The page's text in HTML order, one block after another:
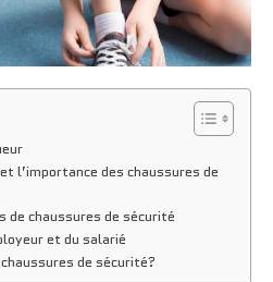
l’importance des chaussures de
chaussures de sécurité
et du salarié
de sécurité?